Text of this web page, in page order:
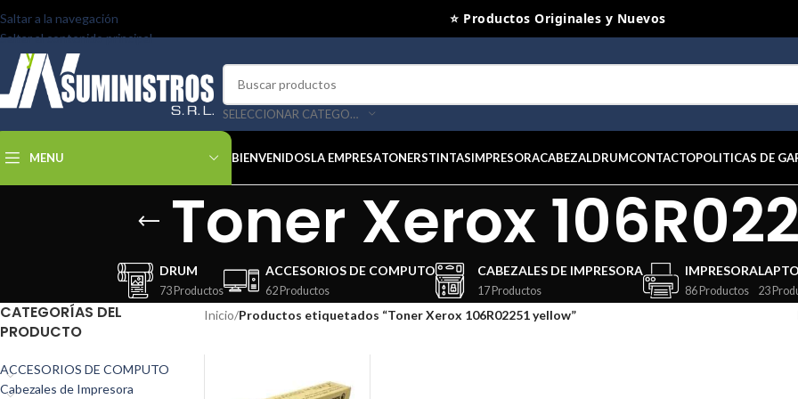
Saltar a la navegación
Saltar al contenido principal
⭐ Productos Originales y Nuevos
SELECCIONAR CATEGORÍA
MENU BIENVENIDOSLA EMPRESATONERSTINTASIMPRESORACABEZALDRUMCONTACTOPOLITICAS DE
Toner Xerox
DRUM
73 Productos
ACCESORIOS DE COMPUTO
62 Productos
CABEZALES DE IMPRESORA
17 Productos
IMPRESORA
86 Productos 23
CATEGORÍAS DEL
PRODUCTO
ACCESORIOS DE COMPUTO
Cabezales de Impresora
Inicio/Productos etiquetados “Toner Xerox 106R02251 yellow”